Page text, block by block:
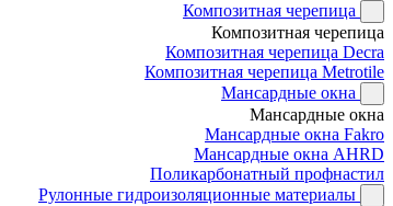
Композитная черепица
Композитная черепица
Композитная черепица Decra
Композитная черепица Metrotile
Мансардные окна
Мансардные окна
Мансардные окна Fakro
Мансардные окна AHRD
Поликарбонатный профнастил
Рулонные гидроизоляционные материалы